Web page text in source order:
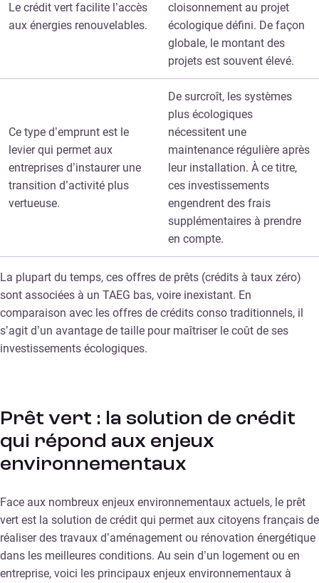
Le crédit vert facilite l’accès
aux énergies renouvelables.
cloisonnement au projet
écologique défini. De façon
globale, le montant des
projets est souvent élevé.
Ce type d’emprunt est le
levier qui permet aux
entreprises d’instaurer une
transition d’activité plus
vertueuse.
De surcroît, les systèmes
plus écologiques
nécessitent une
maintenance régulière après
leur installation. À ce titre,
ces investissements
engendrent des frais
supplémentaires à prendre
en compte.
La plupart du temps, ces offres de prêts (crédits à taux zéro)
sont associées à un TAEG bas, voire inexistant. En
comparaison avec les offres de crédits conso traditionnels, il
s’agit d’un avantage de taille pour maîtriser le coût de ses
investissements écologiques.
Prêt vert : la solution de crédit
qui répond aux enjeux
environnementaux
Face aux nombreux enjeux environnementaux actuels, le prêt
vert est la solution de crédit qui permet aux citoyens français de
réaliser des travaux d’aménagement ou rénovation énergétique
dans les meilleures conditions. Au sein d’un logement ou en
entreprise, voici les principaux enjeux environnementaux à